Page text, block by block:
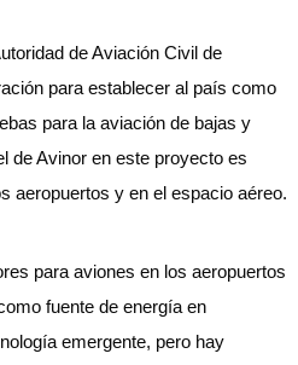
de Aviación Civil de
para establecer al país como
para la aviación de bajas y
de Avinor en este proyecto es
aeropuertos y en el espacio aéreo.
para aviones en los aeropuertos
fuente de energía en
emergente, pero hay